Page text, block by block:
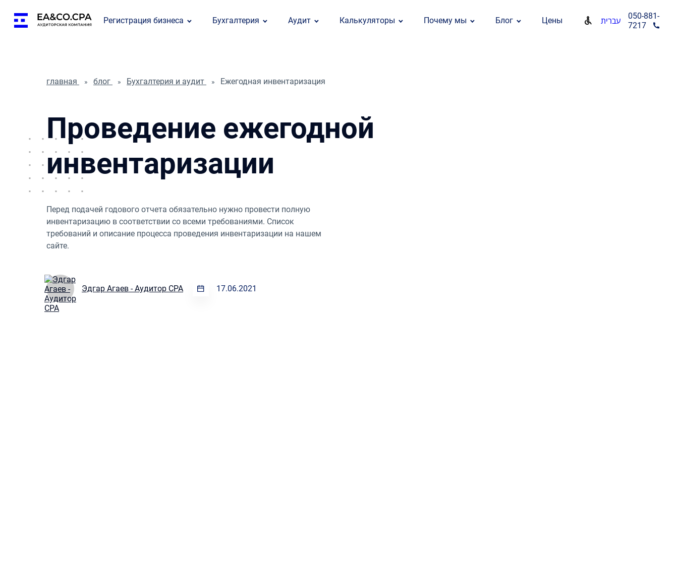
Регистрация бизнеса Бухгалтерия Аудит Калькуляторы Почему мы Блог Цены עברית
050-881-
7217
главная блог Бухгалтерия и аудит Ежегодная инвентаризация
Проведение ежегодной
инвентаризации
Перед подачей годового отчета обязательно нужно провести полную
инвентаризацию в соответствии со всеми требованиями. Список
требований и описание процесса проведения инвентаризации на нашем
сайте.
Эдгар Агаев - Аудитор CPA 17.06.2021